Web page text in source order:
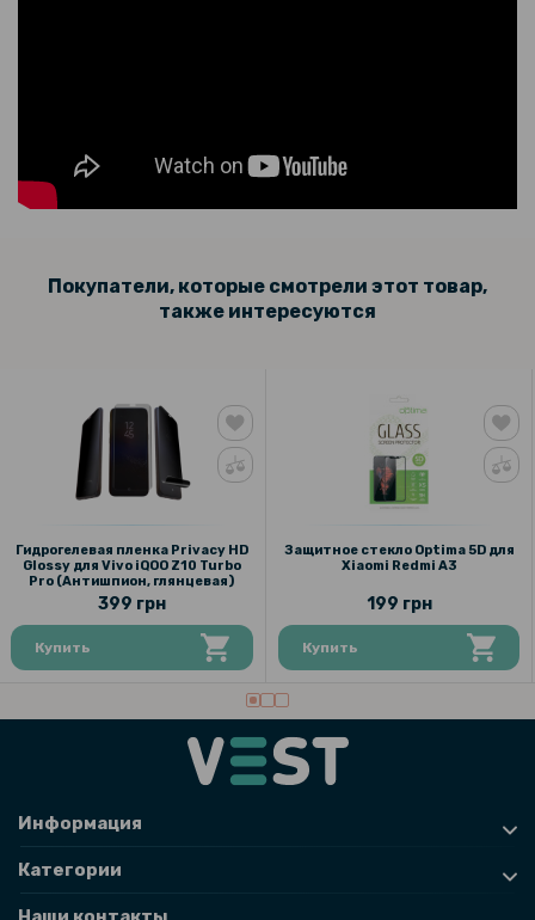
Покупатели, которые смотрели этот товар,
также интересуются
Гидрогелевая пленка Privacy HD
Glossy для Vivo iQOO Z10 Turbo
Pro (Антишпион, глянцевая)
399 грн
Купить
Защитное стекло Optima 5D для
Xiaomi Redmi A3
199 грн
Купить
Информация
Категории